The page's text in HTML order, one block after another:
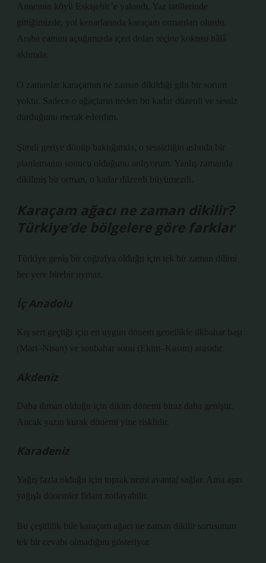
Annemin köyü Eskişehir’e yakındı. Yaz tatillerinde
gittiğimizde, yol kenarlarında karaçam ormanları olurdu.
Araba camını açtığımızda içeri dolan reçine kokusu hâlâ
aklımda.
O zamanlar karaçamın ne zaman dikildiği gibi bir sorum
yoktu. Sadece o ağaçların neden bu kadar düzenli ve sessiz
durduğunu merak ederdim.
Şimdi geriye dönüp baktığımda, o sessizliğin aslında bir
planlamanın sonucu olduğunu anlıyorum. Yanlış zamanda
dikilmiş bir orman, o kadar düzenli büyümezdi.
Karaçam ağacı ne zaman dikilir?
Türkiye’de bölgelere göre farklar
Türkiye geniş bir coğrafya olduğu için tek bir zaman dilimi
her yere birebir uymaz.
İç Anadolu
Kış sert geçtiği için en uygun dönem genellikle ilkbahar başı
(Mart–Nisan) ve sonbahar sonu (Ekim–Kasım) arasıdır.
Akdeniz
Daha ılıman olduğu için dikim dönemi biraz daha geniştir.
Ancak yazın kurak dönemi yine risklidir.
Karadeniz
Yağış fazla olduğu için toprak nemi avantaj sağlar. Ama aşırı
yağışlı dönemler fidanı zorlayabilir.
Bu çeşitlilik bile karaçam ağacı ne zaman dikilir sorusunun
tek bir cevabı olmadığını gösteriyor.